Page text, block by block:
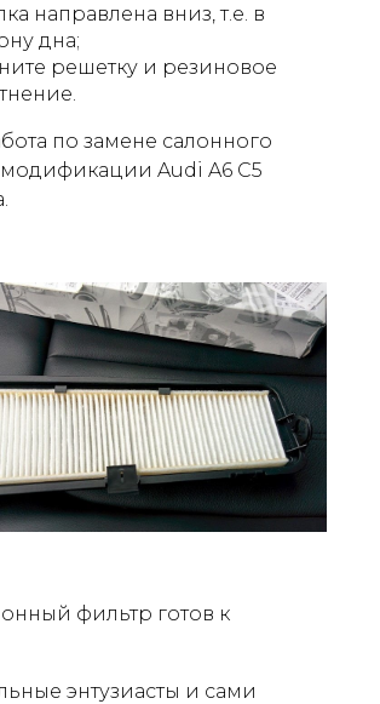
направлена вниз, т.е. в
дна;
решетку и резиновое
по замене салонного
Audi A6 C5
фильтр готов к
энтузиасты и сами